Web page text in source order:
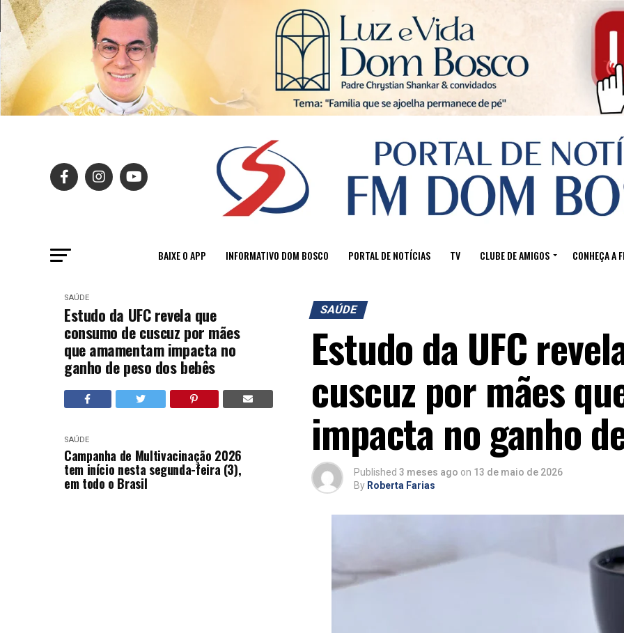
BAIXE O APP INFORMATIVO DOM BOSCO PORTAL DE NOTÍCIAS TV CLUBE DE AMIGOS CONHEÇA A
SAÚDE
Estudo da UFC revela que
consumo de cuscuz por mães
que amamentam impacta no
ganho de peso dos bebês
SAÚDE
Campanha de Multivacinação 2026
tem início nesta segunda-feira (3),
em todo o Brasil
SAÚDE
Estudo da UFC
cuscuz por mães
impacta no ganho
Published 3 meses ago on 13 de maio de 2026
By Roberta Farias
Sair da versão mobile